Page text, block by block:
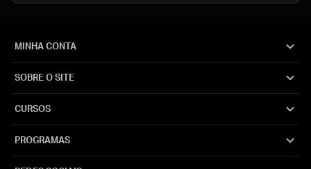
MINHA CONTA
SOBRE O SITE
CURSOS
PROGRAMAS